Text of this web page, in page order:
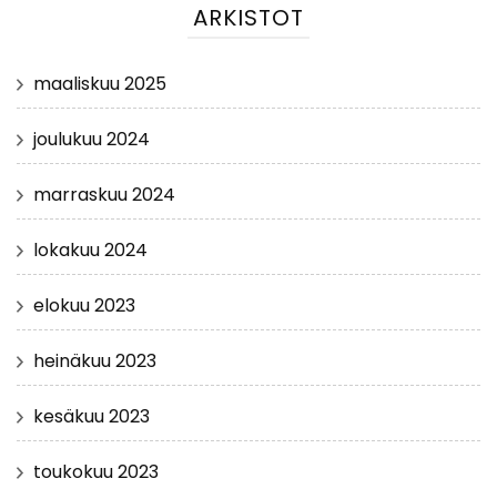
ARKISTOT
maaliskuu 2025
joulukuu 2024
marraskuu 2024
lokakuu 2024
elokuu 2023
heinäkuu 2023
kesäkuu 2023
toukokuu 2023